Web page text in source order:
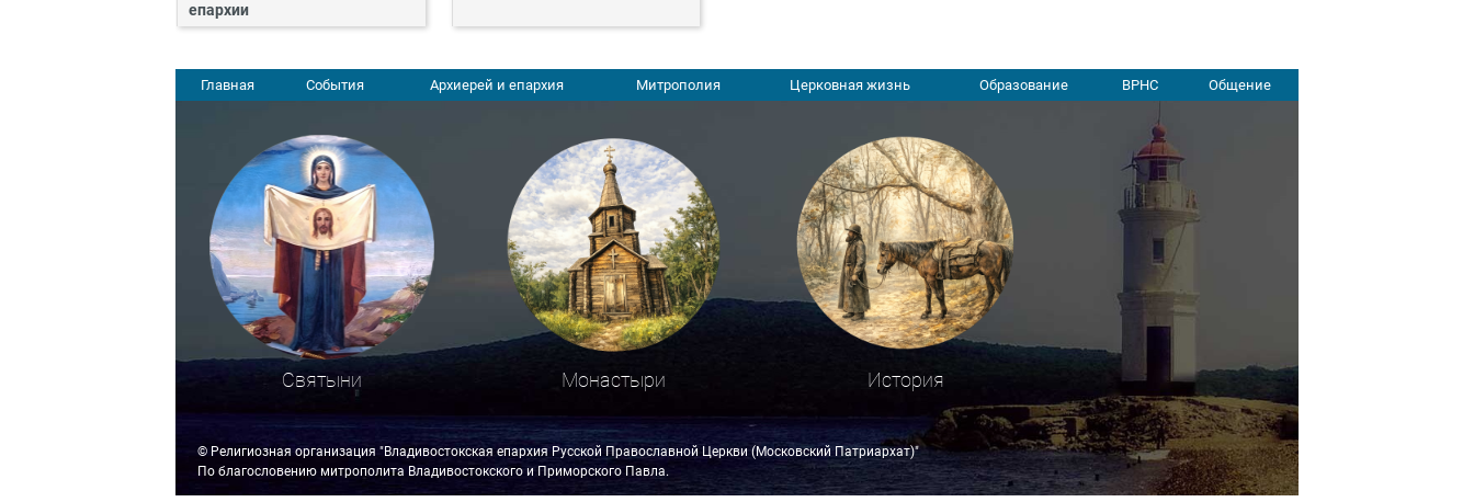
епархии
Главная События Архиерей и епархия Митрополия Церковная жизнь Образование ВРНС Общение
Святыни Монастыри История
© Религиозная организация "Владивостокская епархия Русской Православной Церкви (Московский Патриархат)"
По благословению митрополита Владивостокского и Приморского Павла.